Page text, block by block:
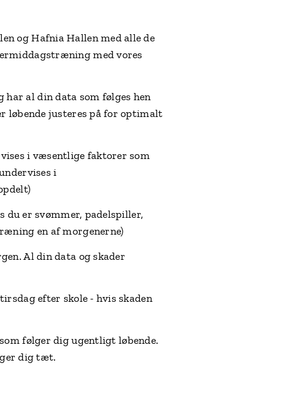
og Hafnia Hallen med alle de
med vores
har al din data som følges hen
løbende justeres på for optimalt
i væsentlige faktorer som
i
er svømmer, padelspiller,
en af morgenerne)
Al din data og skader
efter skole - hvis skaden
følger dig ugentligt løbende.
dig tæt.